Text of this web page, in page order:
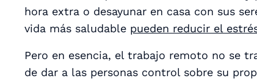
hora extra o desayunar en casa con sus
vida más saludable pueden reducir el
Pero en esencia, el trabajo remoto no se
de dar a las personas control sobre su